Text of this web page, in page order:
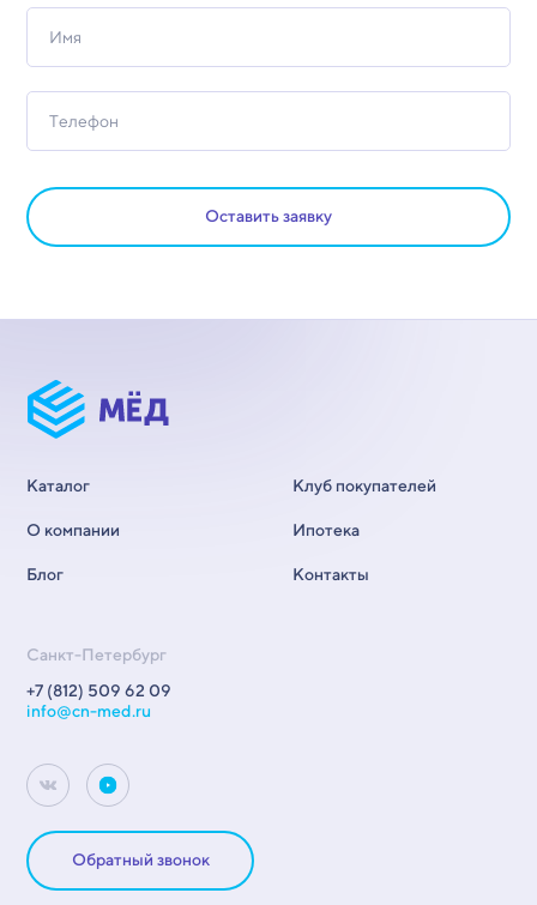
Оставить заявку
Каталог
О компании
Блог
Клуб покупателей
Ипотека
Контакты
Санкт-Петербург
+7 (812) 509 62 09
info@cn-med.ru
Обратный звонок